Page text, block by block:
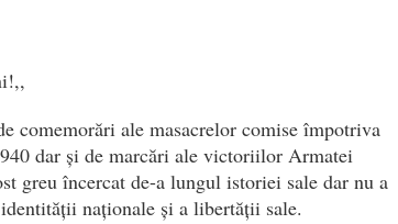
comemorări ale masacrelor comise împotriva
dar și de marcări ale victoriilor Armatei
greu încercat de-a lungul istoriei sale dar nu a
naționale și a libertății sale.